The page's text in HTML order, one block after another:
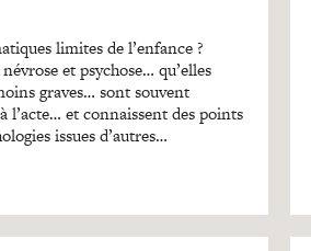
limites de l’enfance ?
et psychose… qu’elles
graves… sont souvent
à l’acte… et connaissent des points
issues d’autres…